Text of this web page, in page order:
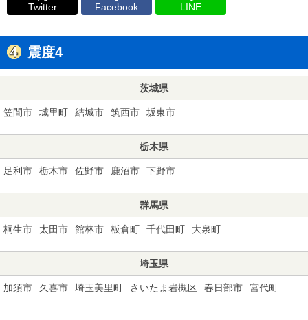
Twitter Facebook LINE
震度4
茨城県
笠間市 城里町 結城市 筑西市 坂東市
栃木県
足利市 栃木市 佐野市 鹿沼市 下野市
群馬県
桐生市 太田市 館林市 板倉町 千代田町 大泉町
埼玉県
加須市 久喜市 埼玉美里町 さいたま岩槻区 春日部市 宮代町